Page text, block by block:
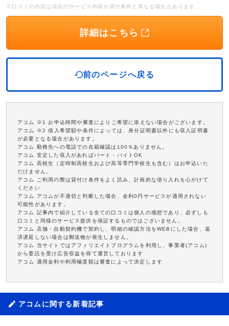
※口コミの内容は現在のサービス内容や貸付条件と異なる場合があります。
詳細はこちら
前のページへ戻る
アコム ※1 お申込時間や審査によりご希望に添えない場合がございます。
アコム ※2 借入希望額や条件によっては、身分証明書以外にも収入証明書
が必要となる場合があります。
アコム 勤務先への電話での在籍確認は100％ありません。
アコム 安定した収入があればパート・バイトOK
アコム 高校生（定時制高校生および高等専門学校生も含む）はお申込いた
だけません。
アコム ご利用の際は貸付け条件をよく読み、計画的な借り入れを心がけて
ください
アコム アコムが不適切と判断した場合、金利0円サービスが適用されない
可能性があります。
アコム 記事内で紹介している全ての口コミは個人の感想であり、必ずしも
口コミと同様のサービス提供を保証するものではございません。
アコム 店舗・自動契約機で契約し、明細の確認方法をWEBにした場合、返
済遅延しない場合は郵送物が発生しません。
アコム 当サイトではアフィリエイトプログラムを利用し、事業者(アコム)
から委託を受け広告収益を得て運営しております
アコム 適用金利や利用極度額は審査によって決定します
アコムに関する新着記事